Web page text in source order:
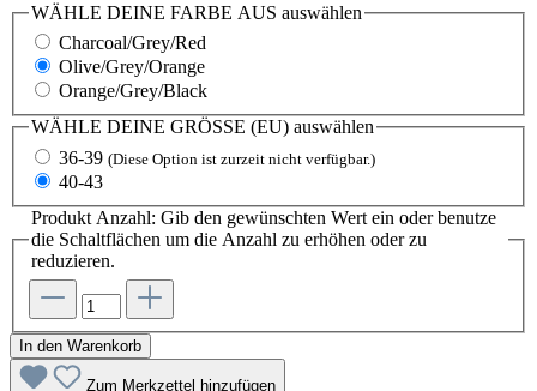
WÄHLE DEINE FARBE AUS auswählen
Charcoal/Grey/Red
Olive/Grey/Orange
Orange/Grey/Black
WÄHLE DEINE GRÖSSE (EU) auswählen
36-39 (Diese Option ist zurzeit nicht verfügbar.)
40-43
Produkt Anzahl: Gib den gewünschten Wert ein oder benutze
die Schaltflächen um die Anzahl zu erhöhen oder zu
reduzieren.
In den Warenkorb
Zum Merkzettel hinzufügen